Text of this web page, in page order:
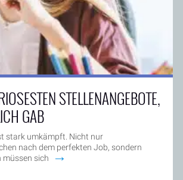
STELLENANGEBOTE,
GAB
stark umkämpft. Nicht nur
nach dem perfekten Job, sondern
müssen sich
→